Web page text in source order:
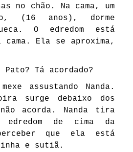
no chão. Na cama, um
(16 anos), dorme
O edredom está
cama. Ela se aproxima,
Tá acordado?
assustando Nanda.
surge debaixo dos
acorda. Nanda tira
edredom de cima da
que ela está
e sutiã.